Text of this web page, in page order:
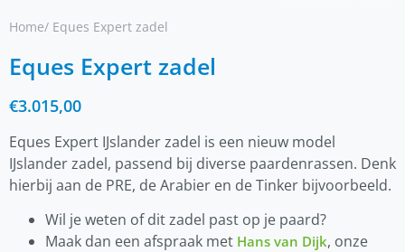
Home/ Eques Expert zadel
Eques Expert zadel
€3.015,00
Eques Expert IJslander zadel is een nieuw model
IJslander zadel, passend bij diverse paardenrassen. Denk
hierbij aan de PRE, de Arabier en de Tinker bijvoorbeeld.
Wil je weten of dit zadel past op je paard?
Maak dan een afspraak met Hans van Dijk, onze